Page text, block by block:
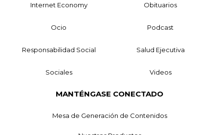
Internet Economy Obituarios
Ocio Podcast
Responsabilidad Social Salud Ejecutiva
Sociales Videos
MANTÉNGASE CONECTADO
Mesa de Generación de Contenidos